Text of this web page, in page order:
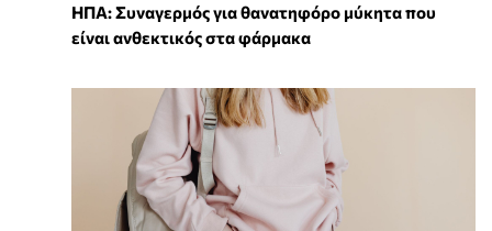
ΗΠΑ: Συναγερμός για θανατηφόρο μύκητα που
είναι ανθεκτικός στα φάρμακα